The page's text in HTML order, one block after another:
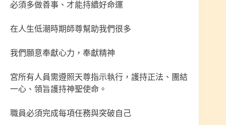
必須多做善事、才能持續好命運
在人生低潮時期師尊幫助我們很多
我們願意奉獻心力，奉獻精神
宮所有人員需遵照天尊指示執行，護持正法、團結
一心、領旨護持神聖使命。
職員必須完成每項任務與突破自己